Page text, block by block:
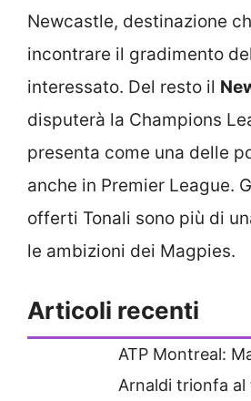
Newcastle, destinazione
incontrare il gradimento
interessato. Del resto il
disputerà la Champions
presenta come una delle
anche in Premier League.
offerti Tonali sono più di
le ambizioni dei Magpies.
Articoli recenti
ATP Montreal:
Arnaldi trionfa al